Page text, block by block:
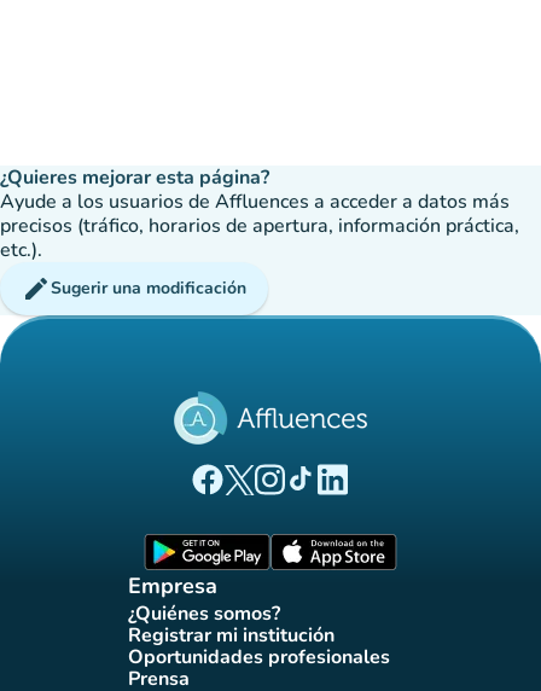
¿Quieres mejorar esta página?
Ayude a los usuarios de Affluences a acceder a datos más
precisos (tráfico, horarios de apertura, información práctica,
etc.).
editSugerir una modificación
(nueva pestaña)
(nueva pestaña)
(nueva pestaña)
(nueva pestaña)
(nueva pestaña)
Empresa
¿Quiénes somos?
(nueva pestaña)
Registrar mi institución
(nueva pestaña)
Oportunidades profesionales
(nueva pestaña)
Prensa